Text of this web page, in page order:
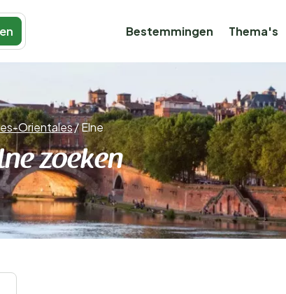
Bestemmingen Thema's
Orientales/Elne
zoeken